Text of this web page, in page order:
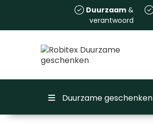
Duurzaam&
verantwoord
Duurzame geschenken